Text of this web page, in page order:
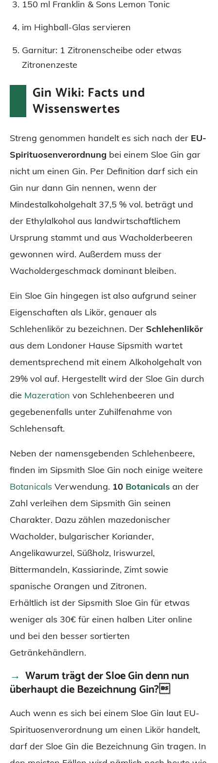
150 ml Franklin & Sons Lemon Tonic
im Highball-Glas servieren
Garnitur: 1 Zitronenscheibe oder etwas
Zitronenzeste
Gin Wiki: Facts und
Wissenswertes
Streng genommen handelt es sich nach der EU-
Spirituosenverordnung bei einem Sloe Gin gar
nicht um einen Gin. Per Definition darf sich ein
Gin nur dann Gin nennen, wenn der
Mindestalkoholgehalt 37,5 % vol. beträgt und
der Ethylalkohol aus landwirtschaftlichem
Ursprung stammt und aus Wacholderbeeren
gewonnen wird. Außerdem muss der
Wacholdergeschmack dominant bleiben.
Ein Sloe Gin hingegen ist also aufgrund seiner
Eigenschaften als Likör, genauer als
Schlehenlikör zu bezeichnen. Der Schlehenlikör
aus dem Londoner Hause Sipsmith wartet
dementsprechend mit einem Alkoholgehalt von
29% vol auf. Hergestellt wird der Sloe Gin durch
die Mazeration von Schlehenbeeren und
gegebenenfalls unter Zuhilfenahme von
Schlehensaft.
Neben der namensgebenden Schlehenbeere,
finden im Sipsmith Sloe Gin noch einige weitere
Botanicals Verwendung. 10 Botanicals an der
Zahl verleihen dem Sipsmith Gin seinen
Charakter. Dazu zählen mazedonischer
Wacholder, bulgarischer Koriander,
Angelikawurzel, Süßholz, Iriswurzel,
Bittermandeln, Kassiarinde, Zimt sowie
spanische Orangen und Zitronen.
Erhältlich ist der Sipsmith Sloe Gin für etwas
weniger als 30€ für einen halben Liter online
und bei den besser sortierten
Getränkehändlern.
Warum trägt der Sloe Gin denn nun
überhaupt die Bezeichnung Gin?
Auch wenn es sich bei einem Sloe Gin laut EU-
Spirituosenverordnung um einen Likör handelt,
darf der Sloe Gin die Bezeichnung Gin tragen. In